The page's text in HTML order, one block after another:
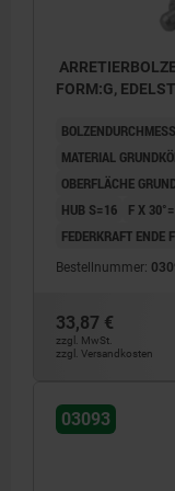
FORM:G,
MATERIAL
OBERFLÄCHE
HUB S=16
F X
FEDERKRAFT ENDE
Bestellnummer:
33,87 €
zzgl. MwSt.
zzgl. Versandkosten
03093